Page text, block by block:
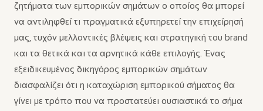
ζητήματα των εμπορικών σημάτων ο οποίος θα μπορεί
να αντιληφθεί τι πραγματικά εξυπηρετεί την επιχείρησή
μας, τυχόν μελλοντικές βλέψεις και στρατηγική του brand
και τα θετικά και τα αρνητικά κάθε επιλογής. Ένας
εξειδικευμένος δικηγόρος εμπορικών σημάτων
διασφαλίζει ότι η καταχώριση εμπορικού σήματος θα
γίνει με τρόπο που να προστατεύει ουσιαστικά το σήμα